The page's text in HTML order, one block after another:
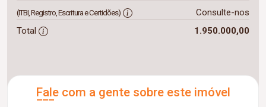
(ITBI, Registro, Escritura e Certidões)
Consulte-nos
Total
1.950.000,00
Fale com a gente sobre este imóvel